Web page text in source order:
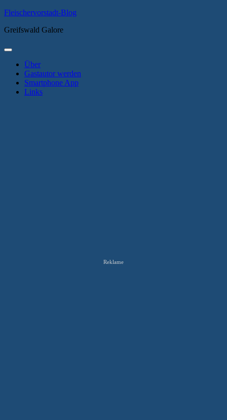
Zum
springen
Fleischervorstadt-Blog
Greifswald Galore
Primäres
Über
Gastautor werden
Smartphone App
Links
Reklame